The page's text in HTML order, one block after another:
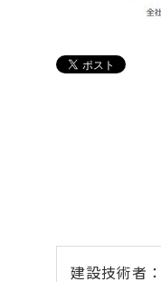
建設技術者